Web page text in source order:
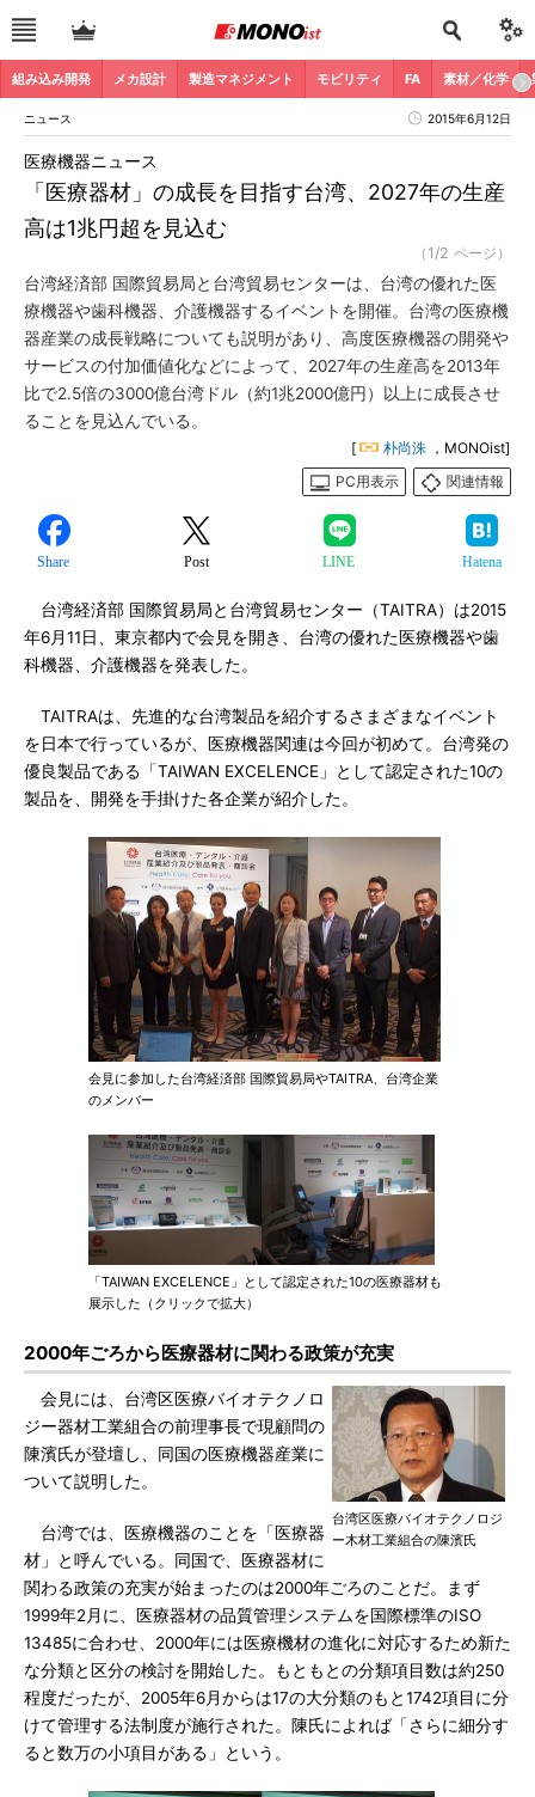
組み込み開発 メカ設計 製造マネジメント モビリティ FA 素材／化学
ニュース 2015年6月12日
「医療器材」の成長を目指す台湾、2027年の生産
高は1兆円超を見込む
医療機器ニュース
（1/2 ページ）
台湾経済部 国際貿易局と台湾貿易センターは、台湾の優れた医
療機器や歯科機器、介護機器するイベントを開催。台湾の医療機
器産業の成長戦略についても説明があり、高度医療機器の開発や
サービスの付加価値化などによって、2027年の生産高を2013年
比で2.5倍の3000億台湾ドル（約1兆2000億円）以上に成長させ
ることを見込んでいる。
[ 朴尚洙 ，MONOist]
PC用表示
関連情報
Share Post LINE Hatena
台湾経済部 国際貿易局と台湾貿易センター（TAITRA）は2015
年6月11日、東京都内で会見を開き、台湾の優れた医療機器や歯
科機器、介護機器を発表した。
TAITRAは、先進的な台湾製品を紹介するさまざまなイベント
を日本で行っているが、医療機器関連は今回が初めて。台湾発の
優良製品である「TAIWAN EXCELENCE」として認定された10の
製品を、開発を手掛けた各企業が紹介した。
会見に参加した台湾経済部 国際貿易局やTAITRA、台湾企業
のメンバー
「TAIWAN EXCELENCE」として認定された10の医療器材も
展示した（クリックで拡大）
2000年ごろから医療器材に関わる政策が充実
台湾区医療バイオテクノロジ
ー木材工業組合の陳濱氏
会見には、台湾区医療バイオテクノロ
ジー器材工業組合の前理事長で現顧問の
陳濱氏が登壇し、同国の医療機器産業に
ついて説明した。
台湾では、医療機器のことを「医療器
材」と呼んでいる。同国で、医療器材に
関わる政策の充実が始まったのは2000年ごろのことだ。まず
1999年2月に、医療器材の品質管理システムを国際標準のISO
13485に合わせ、2000年には医療機材の進化に対応するため新た
な分類と区分の検討を開始した。もともとの分類項目数は約250
程度だったが、2005年6月からは17の大分類のもと1742項目に分
けて管理する法制度が施行された。陳氏によれば「さらに細分す
ると数万の小項目がある」という。